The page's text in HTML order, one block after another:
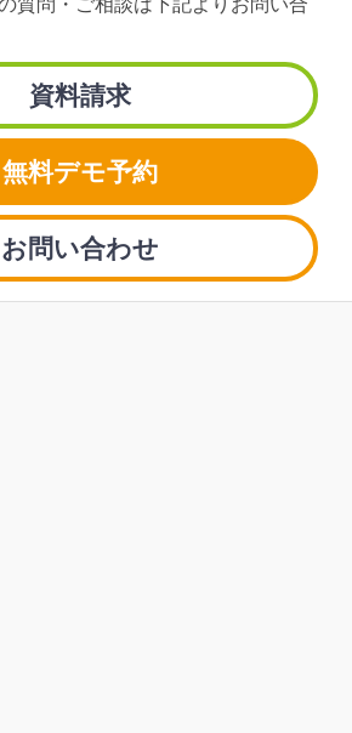
質問・ご相談は下記よりお問い合
資料請求
無料デモ予約
お問い合わせ